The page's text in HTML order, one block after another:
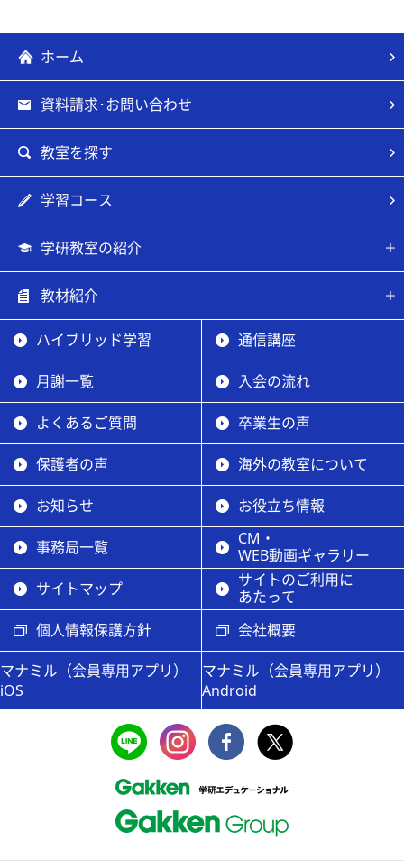
ホーム
資料請求･お問い合わせ
教室を探す
学習コース
学研教室の紹介
教材紹介
ハイブリッド学習 通信講座
月謝一覧 入会の流れ
よくあるご質問 卒業生の声
保護者の声 海外の教室について
お知らせ お役立ち情報
事務局一覧
CM・
WEB動画ギャラリー
サイトマップ
サイトのご利用に
あたって
個人情報保護方針
会社概要
マナミル（会員専用アプリ）
iOS
マナミル（会員専用アプリ）
Android